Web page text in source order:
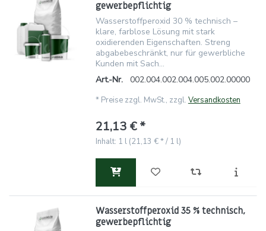
gewerbepflichtig
Wasserstoffperoxid 30 % technisch –
klare, farblose Lösung mit stark
oxidierenden Eigenschaften. Streng
abgabebeschränkt, nur für gewerbliche
Kunden mit Sach...
Art.-Nr.
002.004.002.004.005.002.00000
* Preise zzgl. MwSt., zzgl. Versandkosten
21,13 € *
Inhalt: 1 l (21,13 € * / 1 l)
Wasserstoffperoxid 35 % technisch,
gewerbepflichtig